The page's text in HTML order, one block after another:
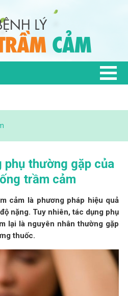
phụ thường gặp của
trầm cảm
cảm là phương pháp hiệu quả
nặng. Tuy nhiên, tác dụng phụ
lại là nguyên nhân thường gặp
thuốc.